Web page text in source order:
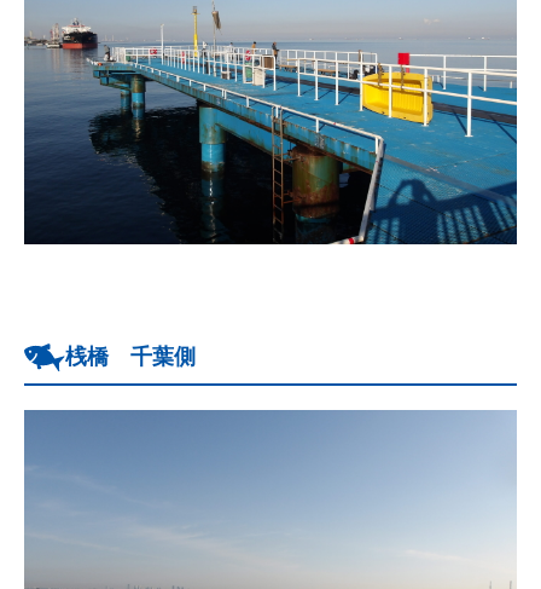
桟橋 千葉側